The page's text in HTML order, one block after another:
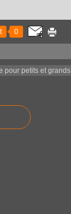
0
pour petits et grands